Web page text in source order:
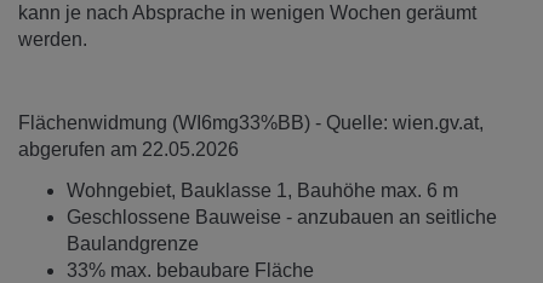
kann je nach Absprache in wenigen Wochen geräumt
werden.
Flächenwidmung (WI6mg33%BB) - Quelle: wien.gv.at,
abgerufen am 22.05.2026
Wohngebiet, Bauklasse 1, Bauhöhe max. 6 m
Geschlossene Bauweise - anzubauen an seitliche
Baulandgrenze
33% max. bebaubare Fläche